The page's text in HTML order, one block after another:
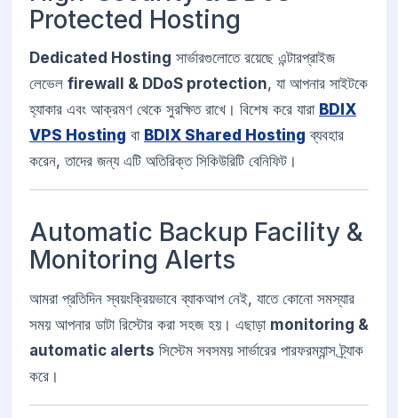
Protected Hosting
Dedicated Hosting সার্ভারগুলোতে রয়েছে এন্টারপ্রাইজ
লেভেল firewall & DDoS protection, যা আপনার সাইটকে
হ্যাকার এবং আক্রমণ থেকে সুরক্ষিত রাখে। বিশেষ করে যারা BDIX
VPS Hosting বা BDIX Shared Hosting ব্যবহার
করেন, তাদের জন্য এটি অতিরিক্ত সিকিউরিটি বেনিফিট।
Automatic Backup Facility &
Monitoring Alerts
আমরা প্রতিদিন স্বয়ংক্রিয়ভাবে ব্যাকআপ নেই, যাতে কোনো সমস্যার
সময় আপনার ডাটা রিস্টোর করা সহজ হয়। এছাড়া monitoring &
automatic alerts সিস্টেম সবসময় সার্ভারের পারফরম্যান্স ট্র্যাক
করে।